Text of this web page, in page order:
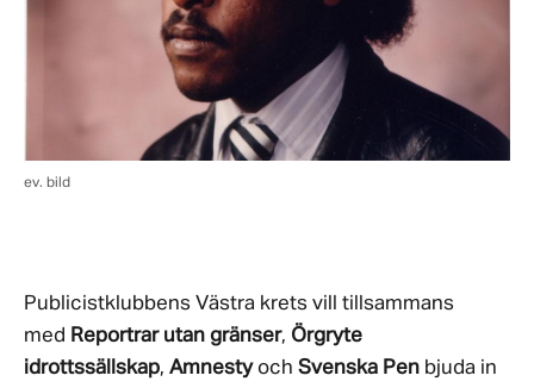
ev. bild
Publicistklubbens Västra krets vill tillsammans
med Reportrar utan gränser, Örgryte
idrottssällskap, Amnestyoch Svenska Pen bjuda in